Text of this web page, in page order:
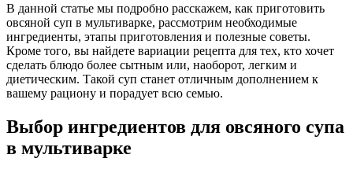
В данной статье мы подробно расскажем, как приготовить
овсяной суп в мультиварке, рассмотрим необходимые
ингредиенты, этапы приготовления и полезные советы.
Кроме того, вы найдете вариации рецепта для тех, кто хочет
сделать блюдо более сытным или, наоборот, легким и
диетическим. Такой суп станет отличным дополнением к
вашему рациону и порадует всю семью.
Выбор ингредиентов для овсяного супа
в мультиварке